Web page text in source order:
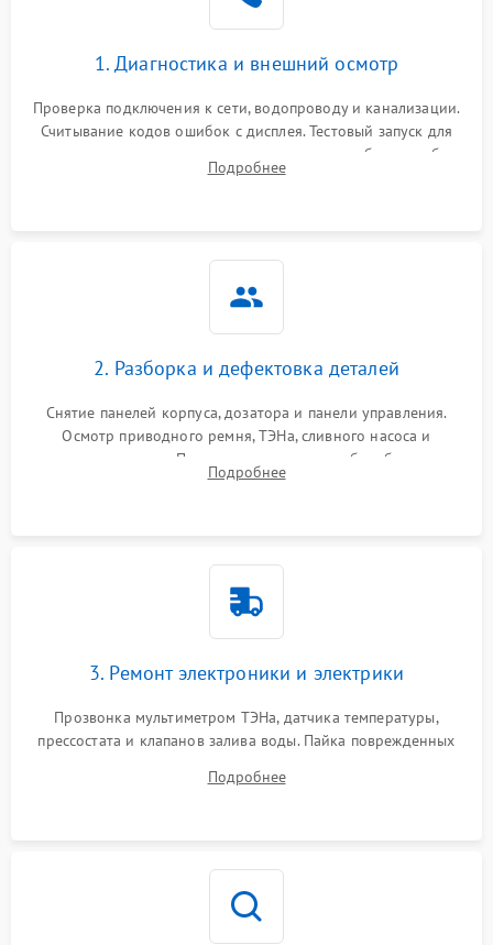
1. Диагностика и внешний осмотр
Проверка подключения к сети, водопроводу и канализации.
Считывание кодов ошибок с дисплея. Тестовый запуск для
выявления посторонних шумов, протечек или сбоев в работе
электронного модуля управления.
Подробнее
2. Разборка и дефектовка деталей
Снятие панелей корпуса, дозатора и панели управления.
Осмотр приводного ремня, ТЭНа, сливного насоса и
амортизаторов. Проверка подшипников барабана и
крестовины на износ, а манжеты люка на разрывы.
Подробнее
3. Ремонт электроники и электрики
Прозвонка мультиметром ТЭНа, датчика температуры,
прессостата и клапанов залива воды. Пайка поврежденных
Восстановление целостности проводки и контактов.
Подробнее